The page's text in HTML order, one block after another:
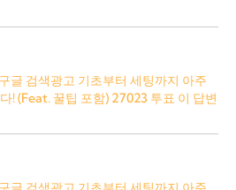
글 검색광고 기초부터 세팅까지 아주
! (Feat. 꿀팁 포함) 27023 투표 이 답변